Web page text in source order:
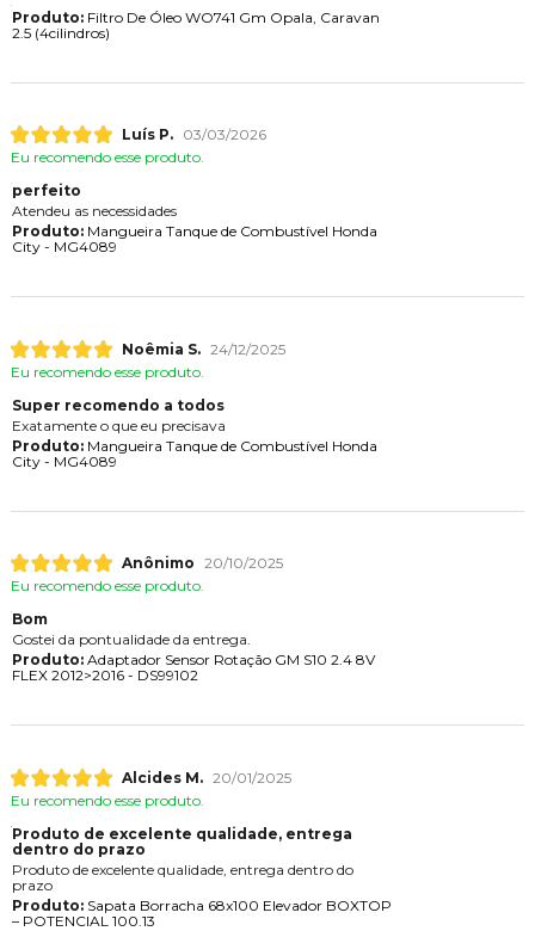
Produto:Filtro De Óleo WO741 Gm Opala, Caravan
2.5 (4cilindros)
Luís P.
03/03/2026
Eu recomendo esse produto.
perfeito
Atendeu as necessidades
Produto:Mangueira Tanque de Combustível Honda
City - MG4089
Noêmia S. 24/12/2025
Eu recomendo esse produto.
Super recomendo a todos
Exatamente o que eu precisava
Produto:Mangueira Tanque de Combustível Honda
City - MG4089
Anônimo 20/10/2025
Eu recomendo esse produto.
Bom
Gostei da pontualidade da entrega.
Produto:Adaptador Sensor Rotação GM S10 2.4 8V
FLEX 2012>2016 - DS99102
Alcides M. 20/01/2025
Eu recomendo esse produto.
Produto de excelente qualidade, entrega
dentro do prazo
Produto de excelente qualidade, entrega dentro do
prazo
Produto:Sapata Borracha 68x100 Elevador BOXTOP
– POTENCIAL 100.13